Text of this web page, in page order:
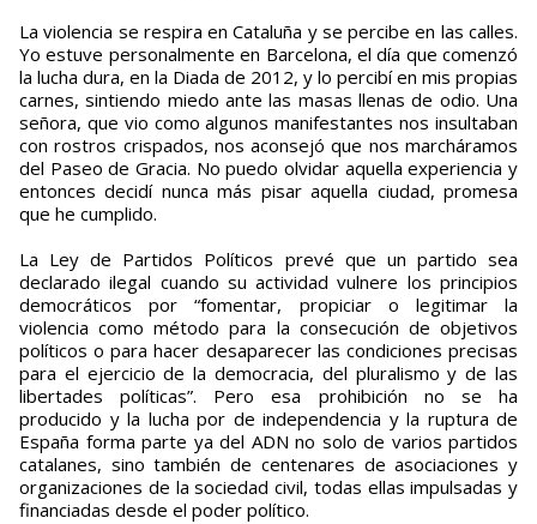
La violencia se respira en Cataluña y se percibe en las calles.
Yo estuve personalmente en Barcelona, el día que comenzó
la lucha dura, en la Diada de 2012, y lo percibí en mis propias
carnes, sintiendo miedo ante las masas llenas de odio. Una
señora, que vio como algunos manifestantes nos insultaban
con rostros crispados, nos aconsejó que nos marcháramos
del Paseo de Gracia. No puedo olvidar aquella experiencia y
entonces decidí nunca más pisar aquella ciudad, promesa
que he cumplido.
La Ley de Partidos Políticos prevé que un partido sea
declarado ilegal cuando su actividad vulnere los principios
democráticos por “fomentar, propiciar o legitimar la
violencia como método para la consecución de objetivos
políticos o para hacer desaparecer las condiciones precisas
para el ejercicio de la democracia, del pluralismo y de las
libertades políticas”. Pero esa prohibición no se ha
producido y la lucha por de independencia y la ruptura de
España forma parte ya del ADN no solo de varios partidos
catalanes, sino también de centenares de asociaciones y
organizaciones de la sociedad civil, todas ellas impulsadas y
financiadas desde el poder político.